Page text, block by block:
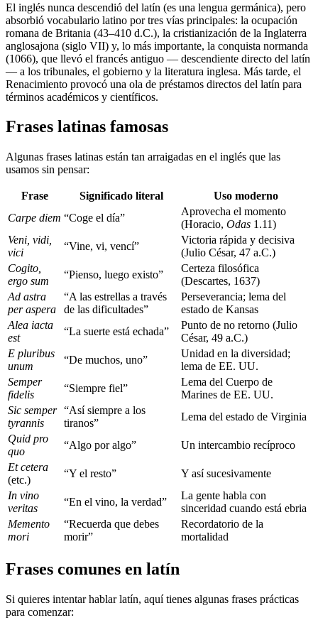
El inglés nunca descendió del latín (es una lengua germánica), pero
absorbió vocabulario latino por tres vías principales: la ocupación
romana de Britania (43–410 d.C.), la cristianización de la Inglaterra
anglosajona (siglo VII) y, lo más importante, la conquista normanda
(1066), que llevó el francés antiguo — descendiente directo del latín
— a los tribunales, el gobierno y la literatura inglesa. Más tarde, el
Renacimiento provocó una ola de préstamos directos del latín para
términos académicos y científicos.
Frases latinas famosas
Algunas frases latinas están tan arraigadas en el inglés que las
usamos sin pensar:
Frase Significado literal
Uso moderno
Carpe diem “Coge el día”
Aprovecha el momento
(Horacio, Odas 1.11)
Veni, vidi,
vici
“Vine, vi, vencí”
Victoria rápida y decisiva
(Julio César, 47 a.C.)
Cogito,
ergo sum
“Pienso, luego existo”
Certeza filosófica
(Descartes, 1637)
Ad astra
per aspera
“A las estrellas a través
de las dificultades”
Perseverancia; lema del
estado de Kansas
Alea iacta
est
“La suerte está echada”
Punto de no retorno (Julio
César, 49 a.C.)
E pluribus
unum
“De muchos, uno”
Unidad en la diversidad;
lema de EE. UU.
Semper
fidelis
“Siempre fiel”
Lema del Cuerpo de
Marines de EE. UU.
Sic semper
tyrannis
“Así siempre a los
tiranos”
Lema del estado de Virginia
Quid pro
quo
“Algo por algo”
Un intercambio recíproco
Et cetera
(etc.)
“Y el resto”
Y así sucesivamente
In vino
veritas
“En el vino, la verdad”
La gente habla con
sinceridad cuando está ebria
Memento
mori
“Recuerda que debes
morir”
Recordatorio de la
mortalidad
Frases comunes en latín
Si quieres intentar hablar latín, aquí tienes algunas frases prácticas
para comenzar: